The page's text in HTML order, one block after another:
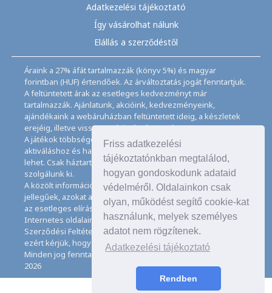
Friss adatkezelési
tájékoztatónkban megtalálod,
hogyan gondoskodunk adataid
védelméről. Oldalainkon csak
olyan, működést segítő cookie-kat
használunk, melyek személyes
adatot nem rögzítenek.
Adatkezelési tájékoztató
Rendben
Adatkezelési tájékoztató
Így vásárolhat nálunk
Elállás a szerződéstől
Áraink a 27% áfát tartalmazzák (könyv 5%) és magyar
forintban (HUF) értendőek. Az árváltoztatás jogát fenntartjuk.
A feltüntetett árak az esetleges kedvezményt már
tartalmazzák. Ajánlatunk, akcióink, kedvezményeink,
ajándékaink a webáruházban feltüntetett ideig, a készletek
erejéig, illetve visszavonásig érvényesek.
A játékok többségéhez angol nyelvismeret illetve az
aktiváláshoz és használathoz internet kapcsolat szükséges
lehet. Csak háztartásban használatos mennyiségeket
szolgálunk ki.
A közölt információk, adatok, besorolások tájékoztató
jellegűek, azokat a legnagyobb gondossággal kezeljük, de
az esetleges elírásokért felelősséget nem tudunk vállalni.
Internetes oldalaink használatával elfogadja az Általános
Szerződési Feltételeinket és Adatkezelési Tájékoztatónkat,
ezért kérjük, hogy ezeket figyelmesen tanulmányozza át.
Minden jog fenntartva. © Copyright CD Galaxis Kft. 1997–
2026